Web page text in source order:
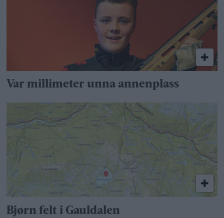
Var millimeter unna annenplass
Bjørn felt i Gauldalen